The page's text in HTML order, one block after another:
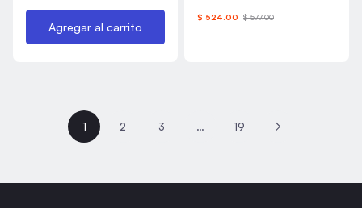
Agregar al carrito
$ 524.00 $ 577.00
1 2 3 … 19